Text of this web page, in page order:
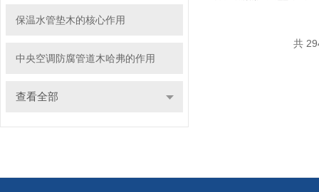
保温水管垫木的核心作用
中央空调防腐管道木哈弗的作用
查看全部
共